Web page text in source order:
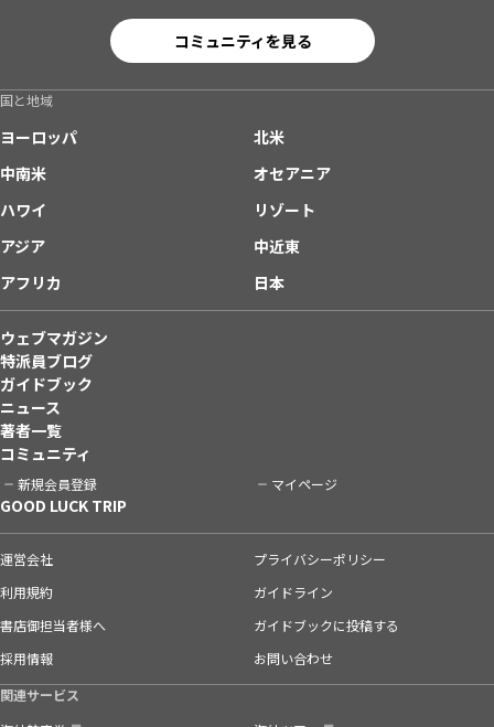
コミュニティを見る
国と地域
ヨーロッパ
北米
中南米
オセアニア
ハワイ
リゾート
アジア
中近東
アフリカ
日本
ウェブマガジン
特派員ブログ
ガイドブック
ニュース
著者一覧
コミュニティ
新規会員登録 マイページ
GOOD LUCK TRIP
運営会社
プライバシーポリシー
利用規約
ガイドライン
書店御担当者様へ
ガイドブックに投稿する
採用情報
お問い合わせ
関連サービス